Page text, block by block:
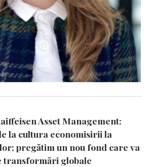
Asset Management:
la cultura economisirii la
pregătim un nou fond care va
transformări globale